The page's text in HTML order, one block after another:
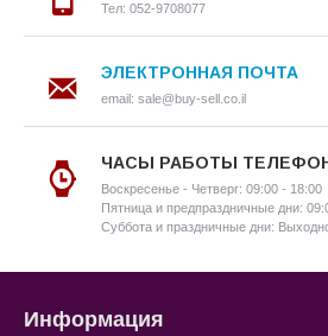
Тел: 052-9708077
ЭЛЕКТРОННАЯ ПОЧТА
email: sale@buy-sell.co.il
ЧАСЫ РАБОТЫ
Воскресенье - Четверг: 09:00 - 18:00
Пятница и предпраздничные дни:
Суббота и праздничные дни:
Информация